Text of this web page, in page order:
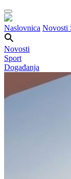
Naslovnica Novosti
Novosti
Sport
Događanja